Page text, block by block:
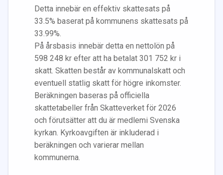
Detta innebär en effektiv skattesats på
33.5% baserat på kommunens skattesats på
33.99%.
På årsbasis innebär detta en nettolön på
598 248 kr efter att ha betalat 301 752 kr i
skatt. Skatten består av kommunalskatt och
eventuell statlig skatt för högre inkomster.
Beräkningen baseras på officiella
skattetabeller från Skatteverket för 2026
och förutsätter att du är medlemi Svenska
kyrkan. Kyrkoavgiften är inkluderad i
beräkningen och varierar mellan
kommunerna.